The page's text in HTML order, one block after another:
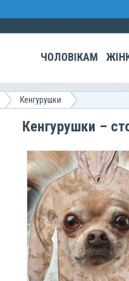
ЧОЛОВІКАМ
Кенгурушки
Кенгурушки –